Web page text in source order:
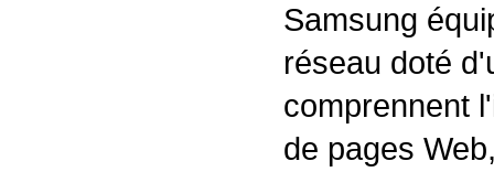
Samsung
réseau doté
comprennent
de pages